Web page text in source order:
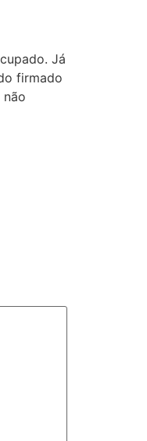
Já
firmado